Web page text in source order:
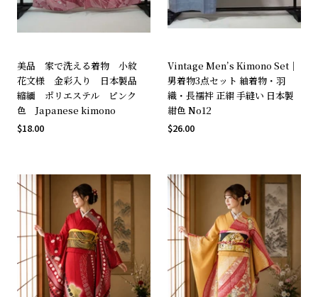
美品 家で洗える着物 小紋
花文様 金彩入り 日本製品
縮緬 ポリエステル ピンク
色 Japanese kimono
$18.00
Vintage Men’s Kimono Set｜
男着物3点セット 紬着物・羽
織・長襦袢 正絹 手縫い 日本製
紺色 No12
$26.00